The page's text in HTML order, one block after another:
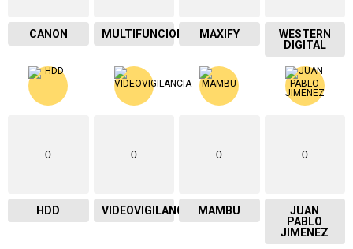
CANON MULTIFUNCIONAL MAXIFY
WESTERN
DIGITAL
0
HDD
0
VIDEOVIGILANCIA
0
MAMBU
0
JUAN
PABLO
JIMENEZ